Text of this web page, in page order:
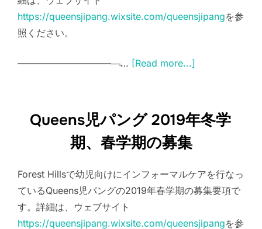
https://queensjipang.wixsite.com/queensjipangを参
照ください。
———————————̵… [Read more...]
Queens児パング 2019年冬学
期、春学期の募集
Forest Hillsで幼児向けにインフォーマルケアを行なっ
ているQueens児パングの2019年春学期の募集要項で
す。詳細は、ウェブサイト
https://queensjipang.wixsite.com/queensjipangを参